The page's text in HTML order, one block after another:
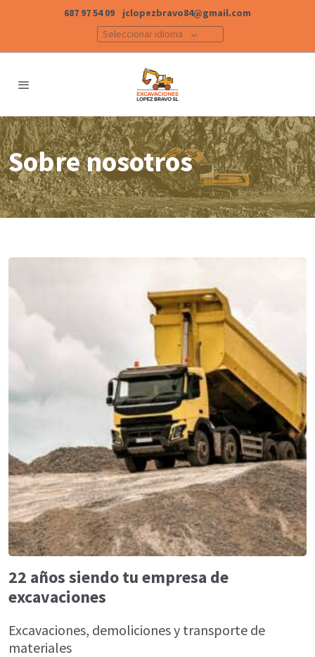
687 97 54 09
jclopezbravo84@gmail.com
Seleccionar idioma
Sobre nosotros
22 años siendo tu empresa de
excavaciones
Excavaciones, demoliciones y transporte de
materiales